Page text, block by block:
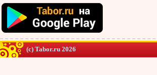
(c) Tabor.ru 2026